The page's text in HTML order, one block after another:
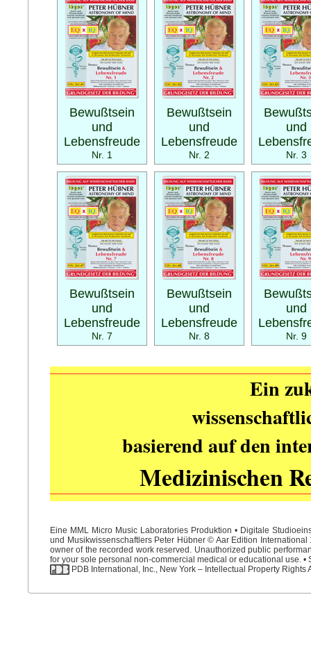
Bewußtsein
und
Lebensfreude
Nr. 1
Bewußtsein
und
Lebensfreude
Nr. 2
und
Nr. 3
Bewußtsein
und
Lebensfreude
Nr. 7
Bewußtsein
und
Lebensfreude
Nr. 8
und
Nr. 9
Ein
basierend auf den
Medizinischen
Eine MML Micro Music Laboratories Produktion • Digitale
und Musikwissenschaftlers Peter Hübner © Aar Edition
owner of the recorded work reserved. Unauthorized public
for your sole personal non-commercial medical or educational use.
PDB International, Inc., New York – Intellectual Property Rights